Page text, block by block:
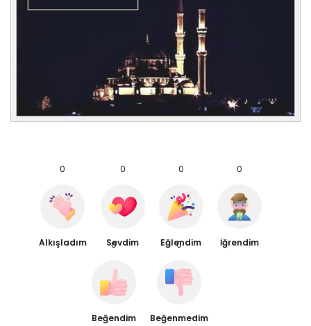
0
Alkışladım
0
Sevdim
0
Eğlendim
0
İğrendim
0
Beğendim
0
Beğenmedim